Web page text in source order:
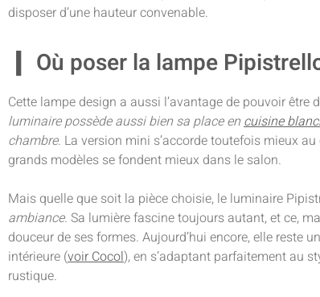
disposer d’une hauteur convenable.
Où poser la lampe
Cette lampe design a aussi l’avantage de pouvoir être
luminaire possède aussi bien sa place encuisine
chambre. La version mini s’accorde toutefois mieux
grands modèles se fondent mieux dans le salon.
Mais quelle que soit la pièce choisie, le luminaire
ambiance. Sa lumière fascine toujours autant, et ce,
douceur de ses formes. Aujourd’hui encore, elle reste
intérieure (voir Cocol), en s’adaptant parfaitement au
rustique.